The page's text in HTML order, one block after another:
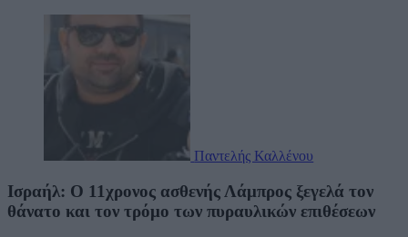
Παντελής Καλλένου
Ισραήλ: Ο 11χρονος ασθενής Λάμπρος ξεγελά τον
θάνατο και τον τρόμο των πυραυλικών επιθέσεων